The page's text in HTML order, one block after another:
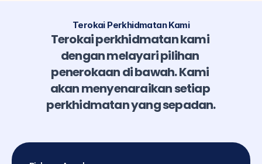
Terokai Perkhidmatan Kami
Terokai perkhidmatan kami
dengan melayari pilihan
penerokaan di bawah. Kami
akan menyenaraikan setiap
perkhidmatan yang sepadan.